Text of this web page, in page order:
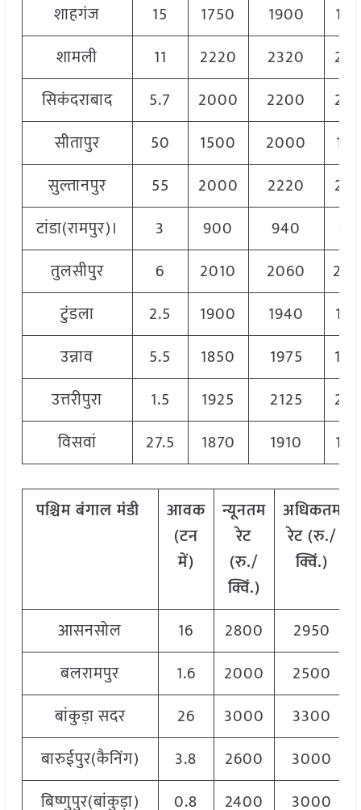
शाहगंज
15 1750 1900
शामली
11 2220 2320
सिकंदराबाद
5.7 2000 2200
सीतापुर
50 1500 2000
सुल्तानपुर
55 2000 2220
टांडा(रामपुर)।
3 900 940
तुलसीपुर
6 2010 2060
टुंडला
2.5 1900 1940
उन्नाव
5.5 1850 1975
उत्तरीपुरा
1.5 1925 2125
विसवां
27.5 1870 1910
पश्चिमबंगालमंडी
आवक
(टन
में)
न्यूनतम
रेट
(रु./
क्विं.)
अधिकतम
रेट (रु./
क्विं.)
आसनसोल 16 2800 2950
बलरामपुर
1.6 2000 2500
बांकुड़ा सदर
26 3000 3300
बारुईपुर(कैनिंग)
3.8 2600 3000
बिष्णुपुर(बांकुड़ा)
0.8 2400 3000